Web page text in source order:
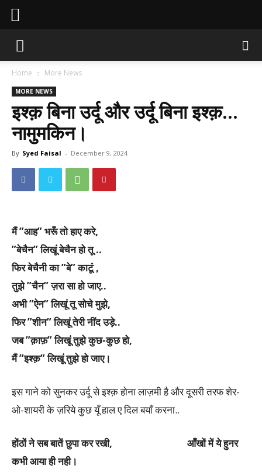
Home More News
MORE NEWS
इश्क़ बिना उर्दू और उर्दू बिना इश्क़…
नामुमकिन।
By Syed Faisal - December 9, 2024
मैं ”आह” भरूँ तो हाए करे,
”बेचैन” लिखूं बेचैन हो तू ..
फिर बेचैनी का ”बे” काटूं ,
तुझे ”चैन” ज़रा सा हो जाए..
अभी ”ऐन” लिखूं तू सोचे मुझे,
फिर ”शीन” लिखूं तेरी नींद उड़े..
जब ”क़ाफ़” लिखूं तुझे कुछ-कुछ हो,
मैं ”इश्क़” लिखूं तुझे हो जाए।
इस गाने को सुनकर उर्दू से इश्क़ होना लाज़मी है और दूसरी तरफ शेर-
ओ-शायरी के ज़रिये कुछ यूँ हाल ए दिल बयाँ करना..
होंठों ने सब बातें छुपा कर रखी, आँखों में ये हुनर
कभी आया ही नही।